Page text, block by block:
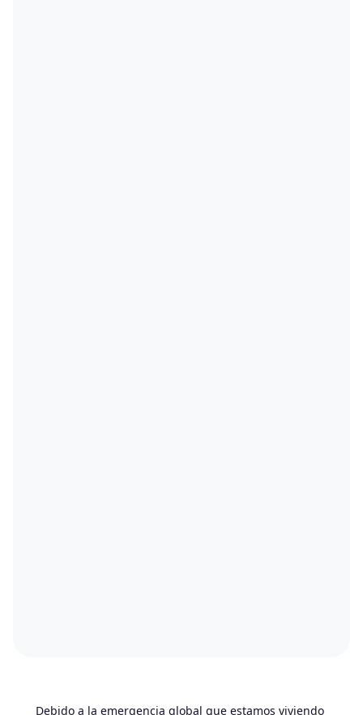
Debido a la emergencia global que estamos viviendo